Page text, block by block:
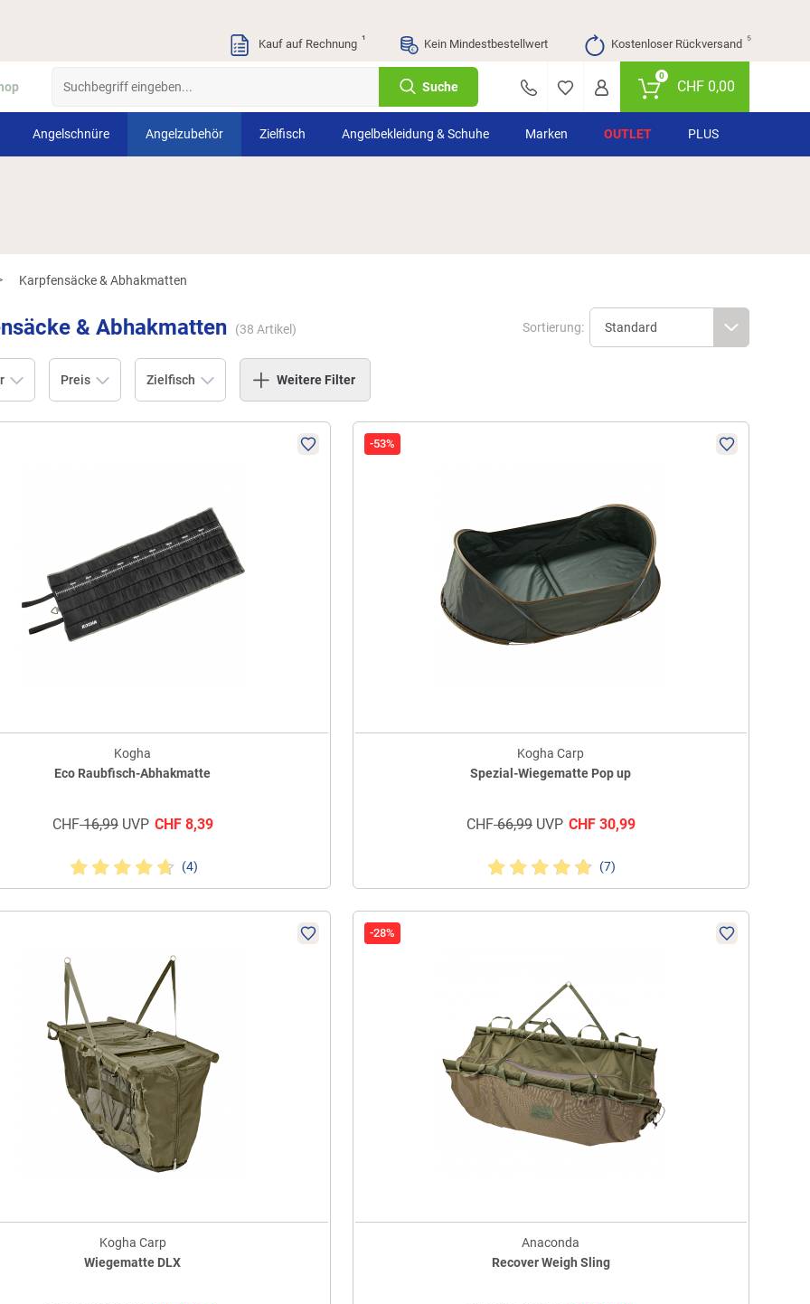
Kauf auf Rechnung ¹ Kein Mindestbestellwert Kostenloser Rückversand ⁵
Suche
0
CHF0,00
Angelschnüre Angelzubehör Zielfisch Angelbekleidung & Schuhe Marken OUTLET PLUS
Karpfensäcke & Abhakmatten
& Abhakmatten (38 Artikel) Sortierung:
Preis Zielfisch Weitere Filter
Kogha
Eco Raubfisch-Abhakmatte
CHF16,99UVP CHF8,39
(4)
-53%
Kogha Carp
Spezial-Wiegematte Pop up
CHF66,99UVP CHF30,99
(7)
Kogha Carp
Wiegematte DLX
-28%
Anaconda
Recover Weigh Sling